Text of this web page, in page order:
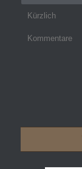
Kürzlich
Kommentare